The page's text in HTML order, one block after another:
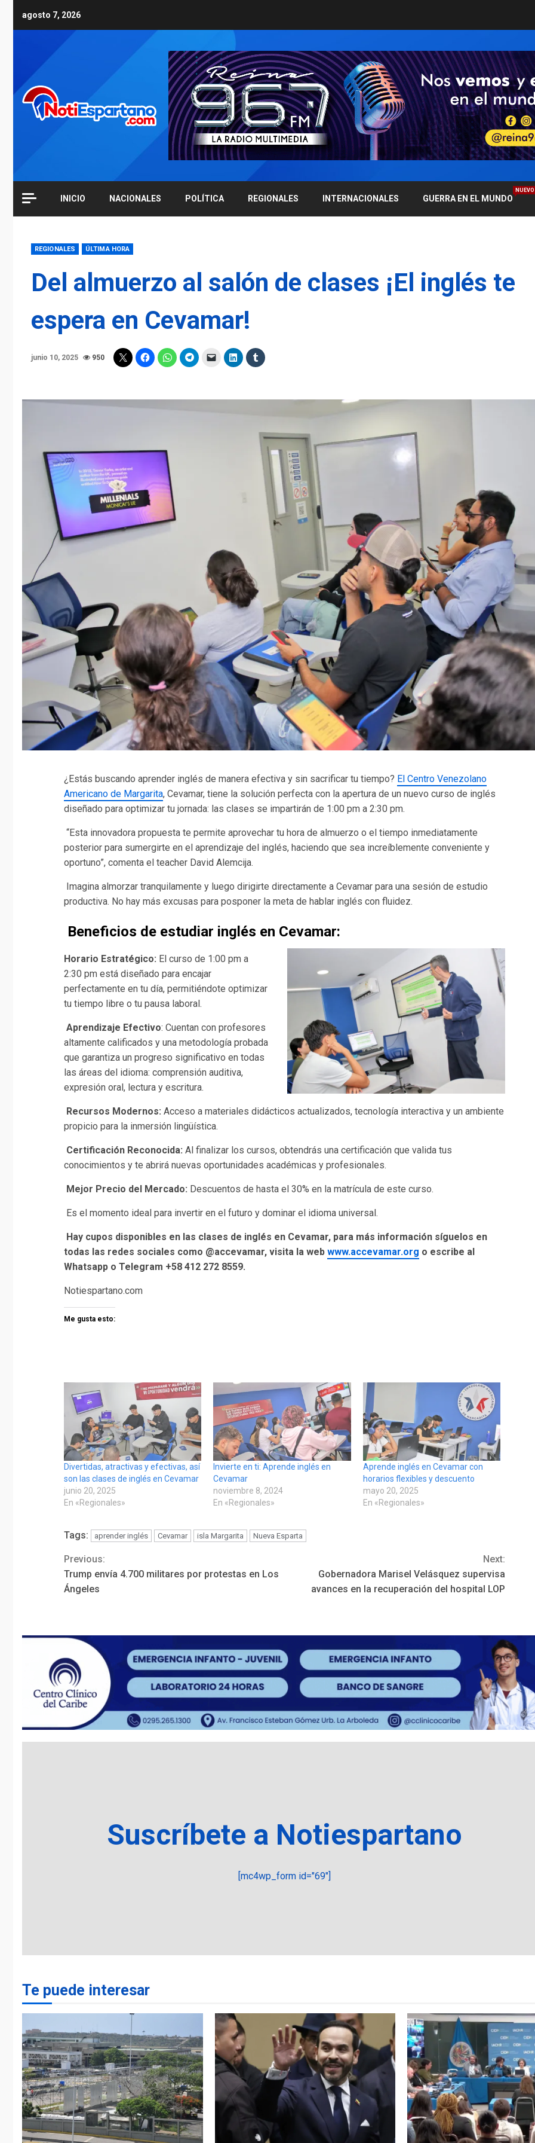
agosto 7, 2026
INICIO NACIONALES POLÍTICA REGIONALES INTERNACIONALES GUERRA EN EL MUNDO
NUEVO
REGIONALES ÚLTIMA HORA
Del almuerzo al salón de clases ¡El inglés te
espera en Cevamar!
junio 10, 2025 950
¿Estás buscando aprender inglés de manera efectiva y sin sacrificar tu tiempo? El Centro Venezolano
Americano de Margarita, Cevamar, tiene la solución perfecta con la apertura de un nuevo curso de inglés
diseñado para optimizar tu jornada: las clases se impartirán de 1:00 pm a 2:30 pm.
“Esta innovadora propuesta te permite aprovechar tu hora de almuerzo o el tiempo inmediatamente
posterior para sumergirte en el aprendizaje del inglés, haciendo que sea increíblemente conveniente y
oportuno”, comenta el teacher David Alemcija.
Imagina almorzar tranquilamente y luego dirigirte directamente a Cevamar para una sesión de estudio
productiva. No hay más excusas para posponer la meta de hablar inglés con fluidez.
Beneficios de estudiar inglés en Cevamar:
Horario Estratégico: El curso de 1:00 pm a
2:30 pm está diseñado para encajar
perfectamente en tu día, permitiéndote optimizar
tu tiempo libre o tu pausa laboral.
Aprendizaje Efectivo: Cuentan con profesores
altamente calificados y una metodología probada
que garantiza un progreso significativo en todas
las áreas del idioma: comprensión auditiva,
expresión oral, lectura y escritura.
Recursos Modernos: Acceso a materiales didácticos actualizados, tecnología interactiva y un ambiente
propicio para la inmersión lingüística.
Certificación Reconocida: Al finalizar los cursos, obtendrás una certificación que valida tus
conocimientos y te abrirá nuevas oportunidades académicas y profesionales.
Mejor Precio del Mercado: Descuentos de hasta el 30% en la matrícula de este curso.
Es el momento ideal para invertir en el futuro y dominar el idioma universal.
Hay cupos disponibles en las clases de inglés en Cevamar, para más información síguelos en
todas las redes sociales como @accevamar, visita la web www.accevamar.org o escribe al
Whatsapp o Telegram +58 412 272 8559.
Notiespartano.com
Me gusta esto:
Divertidas, atractivas y efectivas, así
son las clases de inglés en Cevamar
junio 20, 2025
En «Regionales»
Invierte en ti: Aprende inglés en
Cevamar
noviembre 8, 2024
En «Regionales»
Aprende inglés en Cevamar con
horarios flexibles y descuento
mayo 20, 2025
En «Regionales»
Tags: aprender inglés Cevamar isla Margarita Nueva Esparta
Continue
Reading
Previous:
Trump envía 4.700 militares por protestas en Los
Ángeles
Next:
Gobernadora Marisel Velásquez supervisa
avances en la recuperación del hospital LOP
Suscríbete a Notiespartano
[mc4wp_form id="69"]
Te puede interesar